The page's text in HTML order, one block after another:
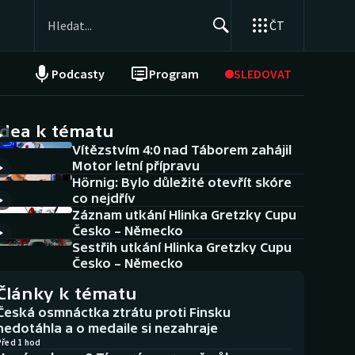
ČT
Podcasty Program SLEDOVAT
NEPŘEHLÉDNĚTE
Historické návraty
Aplikace ČT sport
AZ kvíz
k tématu
Vítězstvím 4:0 nad Táborem zahájil
Motor letní přípravu
Hörnig: Bylo důležité otevřít skóre
co nejdřív
Záznam utkání Hlinka Gretzky Cupu
Česko – Německo
Sestřih utkání Hlinka Gretzky Cupu
Česko – Německo
k tématu
osmnáctka ztrátu proti Finsku
a o medaile si nezahraje
1 hod